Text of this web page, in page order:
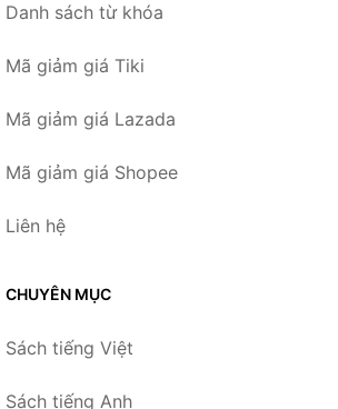
Danh sách từ khóa
Mã giảm giá Tiki
Mã giảm giá Lazada
Mã giảm giá Shopee
Liên hệ
CHUYÊN MỤC
Sách tiếng Việt
Sách tiếng Anh